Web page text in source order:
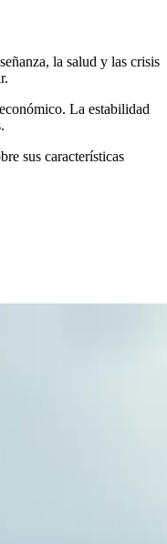
la salud y las crisis
La estabilidad
sus características